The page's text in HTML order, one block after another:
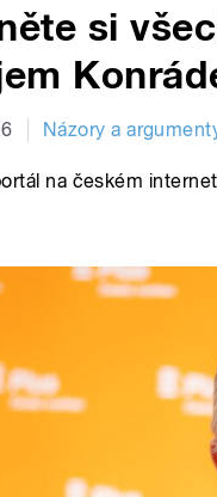
si
Názory a
na českém